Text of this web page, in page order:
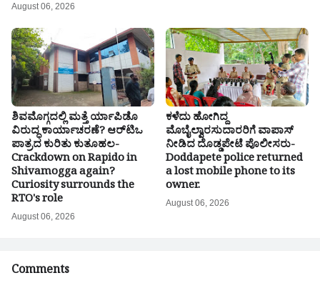
August 06, 2026
ಶಿವಮೊಗ್ಗದಲ್ಲಿ ಮತ್ತೆ ರ್ಯಾಪಿಡೊ
ವಿರುದ್ಧ ಕಾರ್ಯಾಚರಣೆ? ಆರ್‌ಟಿಒ
ಪಾತ್ರದ ಕುರಿತು ಕುತೂಹಲ-
Crackdown on Rapido in
Shivamogga again?
Curiosity surrounds the
RTO's role
August 06, 2026
ಕಳೆದು ಹೋಗಿದ್ದ
ಮೊಬೈಲ್ವಾರಸುದಾರರಿಗೆ ವಾಪಾಸ್
ನೀಡಿದ ದೊಡ್ಡಪೇಟೆ ಪೊಲೀಸರು-
Doddapete police returned
a lost mobile phone to its
owner.
August 06, 2026
Comments